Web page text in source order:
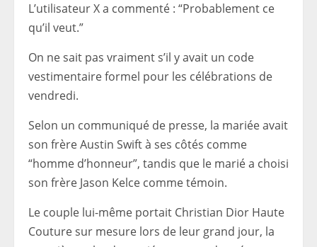
L’utilisateur X a commenté : “Probablement ce
qu’il veut.”
On ne sait pas vraiment s’il y avait un code
vestimentaire formel pour les célébrations de
vendredi.
Selon un communiqué de presse, la mariée avait
son frère Austin Swift à ses côtés comme
“homme d’honneur”, tandis que le marié a choisi
son frère Jason Kelce comme témoin.
Le couple lui-même portait Christian Dior Haute
Couture sur mesure lors de leur grand jour, la